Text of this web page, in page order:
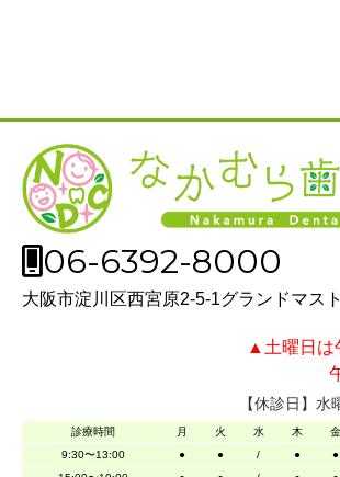
06-6392-8000
大阪市淀川区西宮原2-5-1グランドマス
▲土曜日は
【休診日】
診療時間 月 火 水 木 金
9:30〜13:00
● ● / ● ●